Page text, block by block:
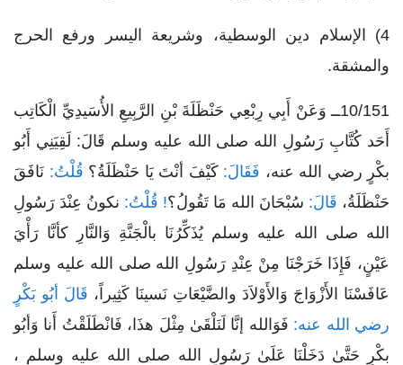
4) الإسلام دين الوسطية، وشريعة اليسر ورفع الحرج
والمشقة.
10/151ــ وَعَنْ أَبِي رِبْعِي حَنْظَلَةَ بْنِ الرَّبِيعِ الأُسَيدِيِّ الْكَاتِب
أَحَد كُتَّابِ رَسُولِ الله صلى الله عليه وسلم قَالَ: لَقِيَنِي أَبُو
بكْرٍ رضي الله عنه، فَقَالَ: كَيْفَ أنْتَ يَا حَنْظَلَةُ؟ قُلْتُ: نَافَقَ
حَنْظَلَةُ، قَالَ: سُبْحَانَ الله مَا تَقُولُ؟! قُلْتُ: نكونُ عِنْدَ رَسُولِ
الله صلى الله عليه وسلم يُذَكِّرُنَا بالْجَنَّةِ وَالنَّارِ كأنَّا رَأْيَ
عَيْنٍ، فَإِذَا خَرَجْنَا مِنْ عِنْدِ رَسُولِ الله صلى الله عليه وسلم
عَافَسْنَا الأَزْوَاجَ وَالأَوْلاَدَ والضَّيْعَاتِ نَسينَا كَثِيراً، قَالَ أبُو بَكْرٍ
رضي الله عنه: فَوَالله إنَّا لَنَلْقَىٰ مِثْلَ هذَا، فَانْطَلَقْتُ أَنا وَأبُو
بكْرٍ حَتَّىٰ دَخَلْنَا عَلَىٰ رَسُولِ الله صلى الله عليه وسلم ،